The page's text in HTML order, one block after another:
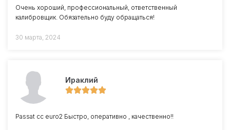
Очень хороший, профессиональный, ответственный
калибровщик. Обязательно буду обращаться!
30 марта, 2024
Ираклий
Passat cc euro2 Быстро, оперативно , качественно!!